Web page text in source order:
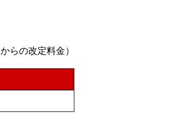
らの改定料金）